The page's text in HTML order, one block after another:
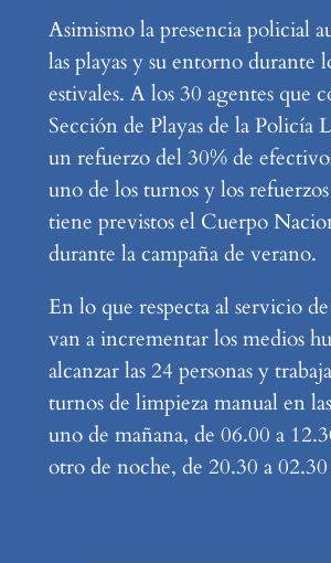
Asimismo la presencia policial
las playas y su entorno durante
estivales. A los 30 agentes que
Sección de Playas de la Policía
un refuerzo del 30% de
uno de los turnos y los
tiene previstos el Cuerpo
durante la campaña de verano.
En lo que respecta al servicio
van a incrementar los medios
alcanzar las 24 personas y
turnos de limpieza manual en
uno de mañana, de 06.00 a
otro de noche, de 20.30 a 02.30